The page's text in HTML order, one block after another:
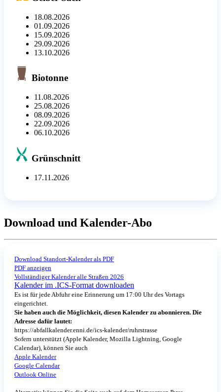
18.08.2026
01.09.2026
15.09.2026
29.09.2026
13.10.2026
Biotonne
11.08.2026
25.08.2026
08.09.2026
22.09.2026
06.10.2026
Grünschnitt
17.11.2026
Download und Kalender-Abo
Download Standort-Kalender als PDF
PDF anzeigen
Vollständiger Kalender alle Straßen 2026
Kalender im .ICS-Format downloaden
Es ist für jede Abfuhr eine Erinnerung um 17:00 Uhr des Vortags
eingerichtet.
Sie haben auch die Möglichkeit, diesen Kalender zu abonnieren. Die
Adresse dafür lautet:
https://abfallkalender.enni.de/ics-kalender/ruhrstrasse
Sofern unterstützt (Apple Kalender, Mozilla Lightning, Google
Calendar), können Sie auch
Apple Kalender
Google Calendar
Outlook Online